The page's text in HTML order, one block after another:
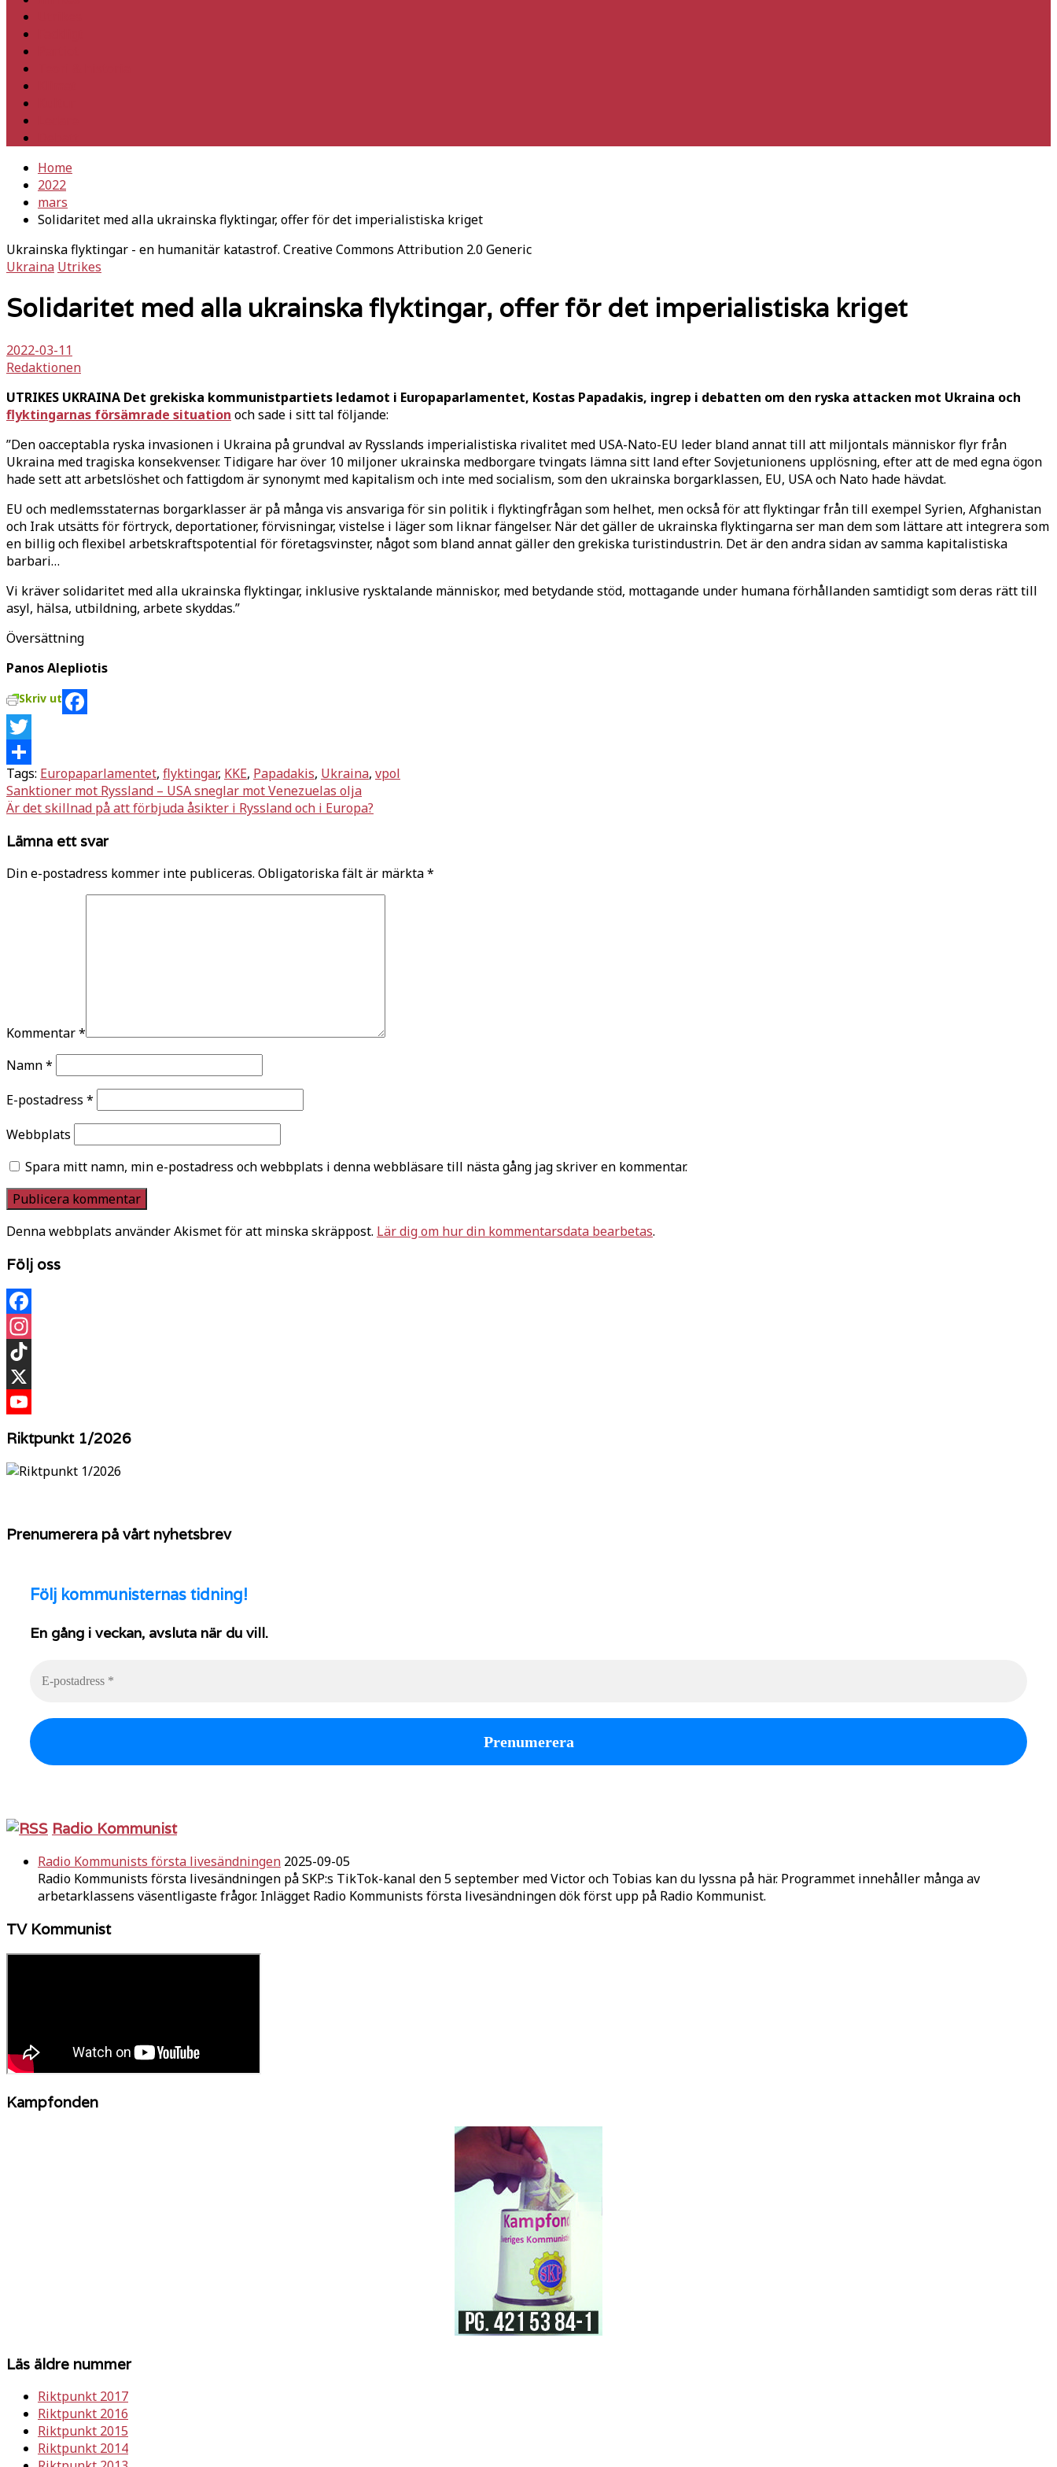
Home
2022
mars
Solidaritet med alla ukrainska flyktingar, offer för det imperialistiska kriget
Ukrainska flyktingar - en humanitär katastrof. Creative Commons Attribution 2.0 Generic
Ukraina Utrikes
Solidaritet med alla ukrainska flyktingar, offer för det imperialistiska kriget
2022-03-11
Redaktionen
UTRIKES UKRAINA Det grekiska kommunistpartiets ledamot i Europaparlamentet, Kostas Papadakis, ingrep i debatten om den ryska attacken mot Ukraina och
flyktingarnas försämrade situation och sade i sitt tal följande:
”Den oacceptabla ryska invasionen i Ukraina på grundval av Rysslands imperialistiska rivalitet med USA-Nato-EU leder bland annat till att miljontals människor flyr från
Ukraina med tragiska konsekvenser. Tidigare har över 10 miljoner ukrainska medborgare tvingats lämna sitt land efter Sovjetunionens upplösning, efter att de med egna ögon
hade sett att arbetslöshet och fattigdom är synonymt med kapitalism och inte med socialism, som den ukrainska borgarklassen, EU, USA och Nato hade hävdat.
EU och medlemsstaternas borgarklasser är på många vis ansvariga för sin politik i flyktingfrågan som helhet, men också för att flyktingar från till exempel Syrien, Afghanistan
och Irak utsätts för förtryck, deportationer, förvisningar, vistelse i läger som liknar fängelser. När det gäller de ukrainska flyktingarna ser man dem som lättare att integrera som
en billig och flexibel arbetskraftspotential för företagsvinster, något som bland annat gäller den grekiska turistindustrin. Det är den andra sidan av samma kapitalistiska
barbari…
Vi kräver solidaritet med alla ukrainska flyktingar, inklusive rysktalande människor, med betydande stöd, mottagande under humana förhållanden samtidigt som deras rätt till
asyl, hälsa, utbildning, arbete skyddas.”
Översättning
Panos Alepliotis
Skriv ut
Facebook
Twitter
Dela
Tags: Europaparlamentet, flyktingar, KKE, Papadakis, Ukraina, vpol
Inläggsnavigering
Sanktioner mot Ryssland – USA sneglar mot Venezuelas olja
Är det skillnad på att förbjuda åsikter i Ryssland och i Europa?
Lämna ett svar
Din e-postadress kommer inte publiceras. Obligatoriska fält är märkta*
Kommentar*
Namn*
E-postadress *
Webbplats
Spara mitt namn, min e-postadress och webbplats i denna webbläsare till nästa gång jag skriver en kommentar.
Denna webbplats använder Akismet för att minska skräppost. Lär dig om hur din kommentarsdata bearbetas.
Följ oss
Facebook
Instagram
TikTok
X
Riktpunkt 1/2026
Prenumerera på vårt nyhetsbrev
Följ kommunisternas tidning!
En gång i veckan, avsluta när du vill.
Radio Kommunist
Radio Kommunists första livesändningen 2025-09-05
Radio Kommunists första livesändningen på SKP:s TikTok-kanal den 5 september med Victor och Tobias kan du lyssna på här. Programmet innehåller många av
arbetarklassens väsentligaste frågor. Inlägget Radio Kommunists första livesändningen dök först upp på Radio Kommunist.
TV Kommunist
Kampfonden
Läs äldre nummer
Riktpunkt 2017
Riktpunkt 2016
Riktpunkt 2015
Riktpunkt 2014